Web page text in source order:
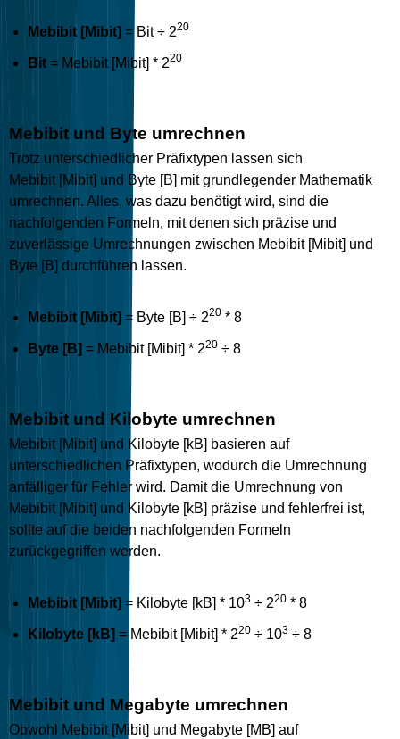
Mebibit [Mibit] = Bit ÷ 220
Bit= Mebibit [Mibit] * 220
Mebibit und Byte umrechnen
Trotz unterschiedlicher Präfixtypen lassen sich
Mebibit [Mibit] und Byte [B] mit grundlegender Mathematik
umrechnen. Alles, was dazu benötigt wird, sind die
nachfolgenden Formeln, mit denen sich präzise und
zuverlässige Umrechnungen zwischen Mebibit [Mibit] und
Byte [B] durchführen lassen.
Mebibit [Mibit] = Byte [B] ÷ 220* 8
Byte [B] = Mebibit [Mibit] * 220÷ 8
Mebibit und Kilobyte umrechnen
Mebibit [Mibit] und Kilobyte [kB] basieren auf
unterschiedlichen Präfixtypen, wodurch die Umrechnung
anfälliger für Fehler wird. Damit die Umrechnung von
Mebibit [Mibit] und Kilobyte [kB] präzise und fehlerfrei ist,
sollte auf die beiden nachfolgenden Formeln
zurückgegriffen werden.
Mebibit [Mibit] = Kilobyte [kB] * 103÷ 220* 8
Kilobyte [kB] = Mebibit [Mibit] * 220÷ 103÷ 8
Mebibit und Megabyte umrechnen
Obwohl Mebibit [Mibit] und Megabyte [MB] auf